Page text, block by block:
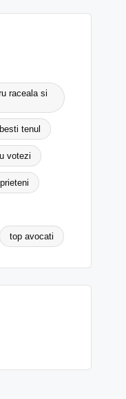
raceala si
tenul
votezi
top avocati